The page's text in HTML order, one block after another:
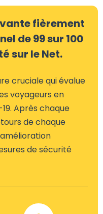
fièrement
de 99 sur 100
sur le Net.
cruciale qui évalue
voyageurs en
Après chaque
de chaque
de sécurité